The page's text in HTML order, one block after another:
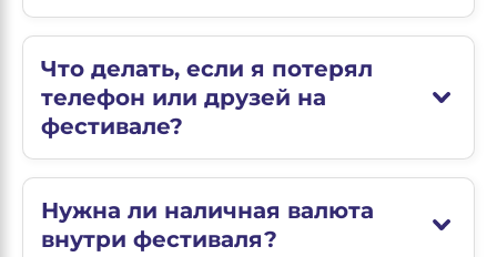
Что делать, если я потерял
телефон или друзей на
фестивале?
Нужна ли наличная валюта
внутри фестиваля?